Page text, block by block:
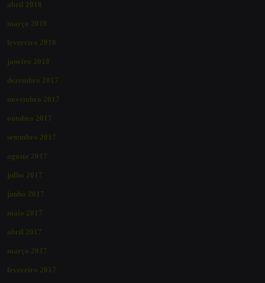
abril 2018
março 2018
fevereiro 2018
janeiro 2018
dezembro 2017
novembro 2017
outubro 2017
setembro 2017
agosto 2017
julho 2017
junho 2017
maio 2017
abril 2017
março 2017
fevereiro 2017